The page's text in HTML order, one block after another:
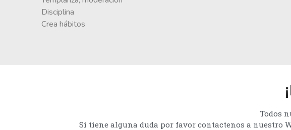
Disciplina
Crea hábitos
Todos
Si tiene alguna duda por favor contactenos a nuestro